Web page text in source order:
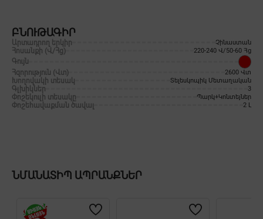
ԲՆՈՒԹԱԳԻՐ
Արտադրող երկիր Չինաստան
Հոսանքի (Վ/Հց) 220-240 Վ/50-60 Հց
Գույն
Հզորություն (Վտ)
2600 Վտ
Խողովակի տեսակ Տելեսկոպիկ Մետաղական
Գլխիկներ 3
Փոշեկուլի տեսակը Պարկ+Կոնտեյներ
Փոշեհավաքման ծավալ 2 Լ
ՆՄԱՆԱՏԻՊ ԱՊՐԱՆՔՆԵՐ